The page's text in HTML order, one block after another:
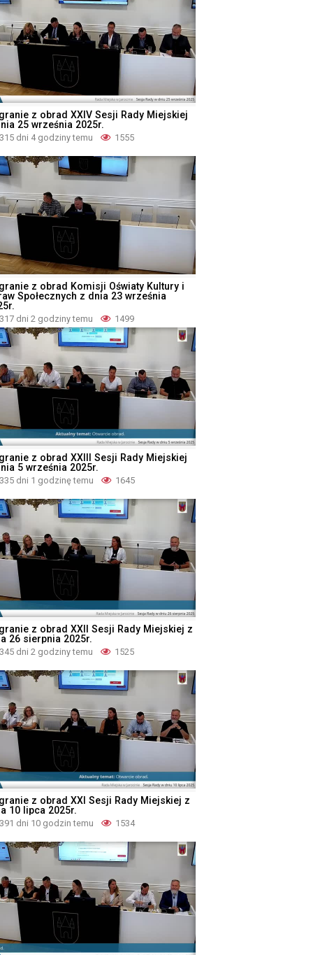
z obrad XXIV Sesji Rady Miejskiej
25 września 2025r.
315 dni 4 godziny temu 1555
z obrad Komisji Oświaty Kultury i
Społecznych z dnia 23 września
317 dni 2 godziny temu 1499
z obrad XXIII Sesji Rady Miejskiej
5 września 2025r.
335 dni 1 godzinę temu 1645
z obrad XXII Sesji Rady Miejskiej z
26 sierpnia 2025r.
345 dni 2 godziny temu 1525
z obrad XXI Sesji Rady Miejskiej z
10 lipca 2025r.
391 dni 10 godzin temu 1534